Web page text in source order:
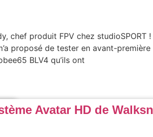
chef produit FPV chez studioSPORT
proposé de tester en avant-
BLV4 qu’ils ont
Avatar HD de